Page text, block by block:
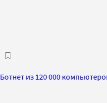
Ботнет из 120 000